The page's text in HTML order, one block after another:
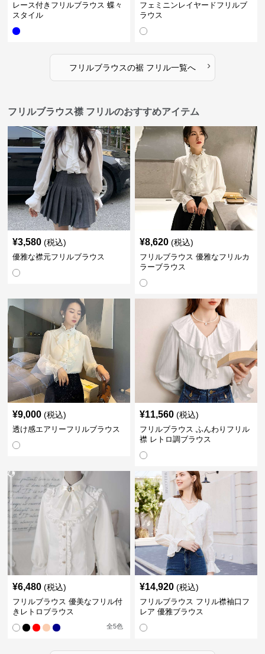
レース付きフリルブラウス 蝶々
スタイル
フェミニンレイヤードフリルブ
ラウス
フリルブラウスの裾 フリル一覧へ ›
フリルブラウス襟 フリルのおすすめアイテム
¥3,580 (税込)
優雅な襟元フリルブラウス
¥8,620 (税込)
フリルブラウス 優雅なフリルカ
ラーブラウス
¥9,000 (税込)
透け感エアリーフリルブラウス
¥11,560 (税込)
フリルブラウス ふんわりフリル
襟 レトロ調ブラウス
¥6,480 (税込)
フリルブラウス 優美なフリル付
きレトロブラウス
全5色
¥14,920 (税込)
フリルブラウス フリル襟袖口フ
レア 優雅ブラウス